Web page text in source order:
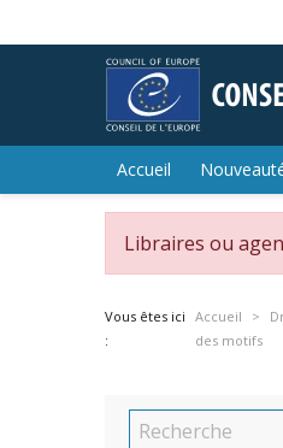
Accueil
Libraires ou
Vous êtes ici
:
Accueil
des motifs